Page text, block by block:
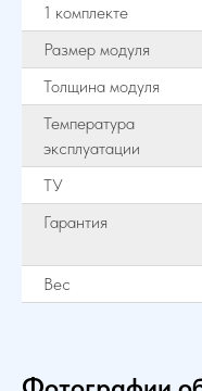
1 комплекте
Размер модуля
Толщина модуля
Температура
эксплуатации
ТУ
Гарантия
Вес